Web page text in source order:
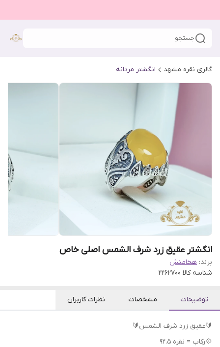
جستجو
گالری نقره مشهد انگشتر مردانه
انگشتر عقیق زرد شرف الشمس اصلی خاص
برند: هخامنش
شناسه کالا 2262700
توضیحات مشخصات نظرات کاربران
🔰عقیق زرد شرف الشمس🔰
💠رکاب = نقره 92.5